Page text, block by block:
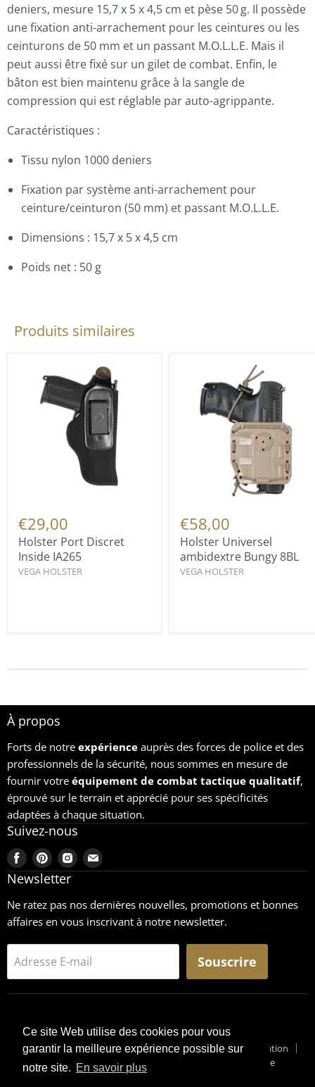
Ce site Web utilise des cookies pour vous
garantir la meilleure expérience possible sur
notre site. En savoir plus
deniers, mesure 15,7 x 5 x 4,5 cm et pèse 50 g. Il possède
une fixation anti-arrachement pour les ceintures ou les
ceinturons de 50 mm et un passant M.O.L.L.E. Mais il
peut aussi être fixé sur un gilet de combat. Enfin, le
bâton est bien maintenu grâce à la sangle de
compression qui est réglable par auto-agrippante.
Caractéristiques :
Tissu nylon 1000 deniers
Fixation par système anti-arrachement pour
ceinture/ceinturon (50 mm) et passant M.O.L.L.E.
Dimensions : 15,7 x 5 x 4,5 cm
Poids net : 50 g
Produits similaires
€29,00
Holster Port Discret
Inside IA265
VEGA HOLSTER
€58,00
Holster Universel
ambidextre Bungy 8BL
VEGA HOLSTER
À propos
Forts de notre expérience auprès des forces de police et des
professionnels de la sécurité, nous sommes en mesure de
fournir votre équipement de combat tactique qualitatif,
éprouvé sur le terrain et apprécié pour ses spécificités
adaptées à chaque situation.
Suivez-nous
Trouvez-
nous
Facebook
Trouvez-
nous
Pinterest
Trouvez-
nous
Trouvez-
nous
Newsletter
Ne ratez pas nos dernières nouvelles, promotions et bonnes
affaires en vous inscrivant à notre newsletter.
Adresse E-mail Souscrire
Recherche CGU Retours
Mentions légales
Conditions générales de vente
Conditions générales d'utilisation
Pourquoi un Surplus Militaire ?
Blog Militaire